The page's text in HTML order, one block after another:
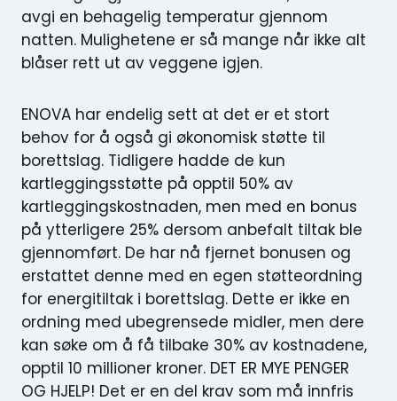
avgi en behagelig temperatur gjennom
natten. Mulighetene er så mange når ikke alt
blåser rett ut av veggene igjen.
ENOVA har endelig sett at det er et stort
behov for å også gi økonomisk støtte til
borettslag. Tidligere hadde de kun
kartleggingsstøtte på opptil 50% av
kartleggingskostnaden, men med en bonus
på ytterligere 25% dersom anbefalt tiltak ble
gjennomført. De har nå fjernet bonusen og
erstattet denne med en egen støtteordning
for energitiltak i borettslag. Dette er ikke en
ordning med ubegrensede midler, men dere
kan søke om å få tilbake 30% av kostnadene,
opptil 10 millioner kroner. DET ER MYE PENGER
OG HJELP! Det er en del krav som må innfris